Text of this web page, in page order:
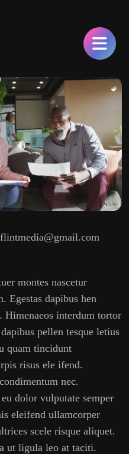
montes nascetur
Egestas dapibus hen
Himenaeos interdum tortor
pellen tesque letius
quam tincidunt
risus ele ifend.
nec.
dolor vulputate semper
eleifend ullamcorper
scele risque aliquet.
ut ligula leo at taciti.